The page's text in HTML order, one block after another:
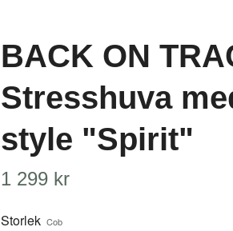
BACK ON
Stresshuva
style "Spirit"
1 299 kr
Storlek Cob